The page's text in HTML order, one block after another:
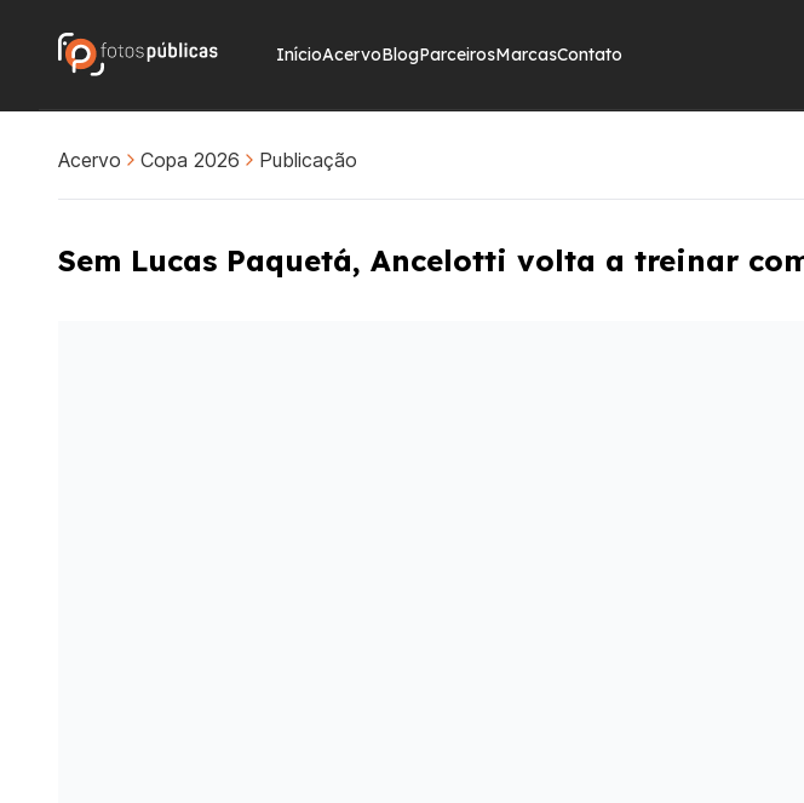
InícioAcervoBlogParceirosMarcasContato
Acervo Copa 2026 Publicação
Sem Lucas Paquetá, Ancelotti volta a treinar